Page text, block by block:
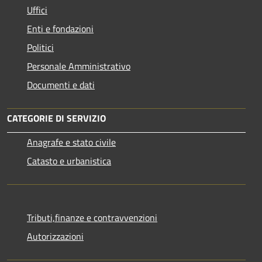
Uffici
Enti e fondazioni
Politici
Personale Amministrativo
Documenti e dati
CATEGORIE DI SERVIZIO
Anagrafe e stato civile
Catasto e urbanistica
Tributi,finanze e contravvenzioni
Autorizzazioni